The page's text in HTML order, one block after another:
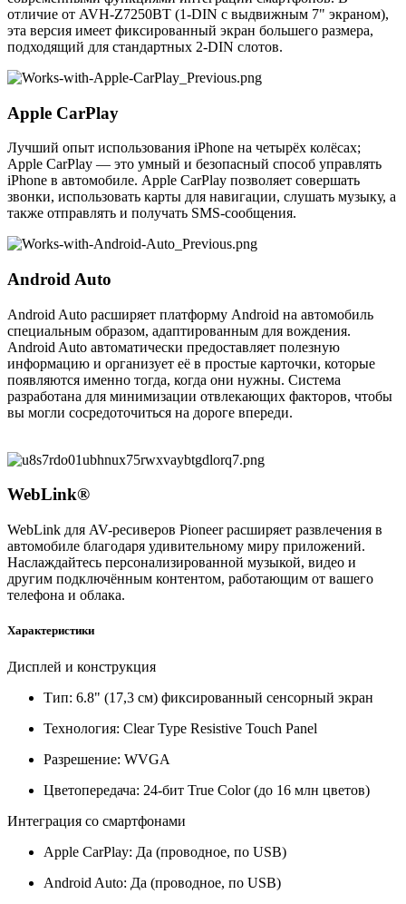
отличие от AVH-Z7250BT (1-DIN с выдвижным 7" экраном),
эта версия имеет фиксированный экран большего размера,
подходящий для стандартных 2-DIN слотов.
Apple CarPlay
Лучший опыт использования iPhone на четырёх колёсах;
Apple CarPlay — это умный и безопасный способ управлять
iPhone в автомобиле. Apple CarPlay позволяет совершать
звонки, использовать карты для навигации, слушать музыку, а
также отправлять и получать SMS-сообщения.
Android Auto
Android Auto расширяет платформу Android на автомобиль
специальным образом, адаптированным для вождения.
Android Auto автоматически предоставляет полезную
информацию и организует её в простые карточки, которые
появляются именно тогда, когда они нужны. Система
разработана для минимизации отвлекающих факторов, чтобы
вы могли сосредоточиться на дороге впереди.
WebLink®
WebLink для AV-ресиверов Pioneer расширяет развлечения в
автомобиле благодаря удивительному миру приложений.
Наслаждайтесь персонализированной музыкой, видео и
другим подключённым контентом, работающим от вашего
телефона и облака.
Характеристики
Дисплей и конструкция
Тип: 6.8" (17,3 см) фиксированный сенсорный экран
Технология: Clear Type Resistive Touch Panel
Разрешение: WVGA
Цветопередача: 24-бит True Color (до 16 млн цветов)
Интеграция со смартфонами
Apple CarPlay: Да (проводное, по USB)
Android Auto: Да (проводное, по USB)